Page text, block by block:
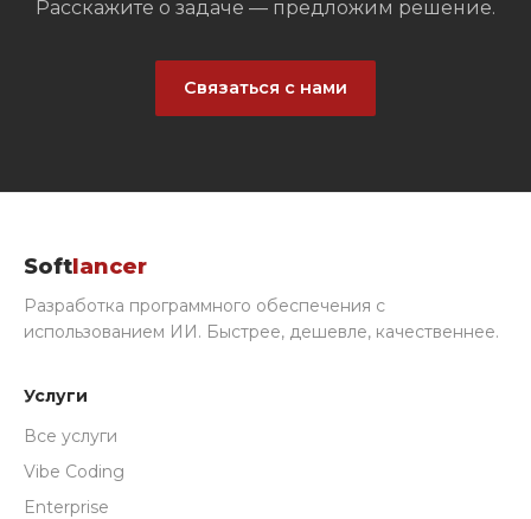
Расскажите о задаче — предложим решение.
Связаться с нами
Softlancer
Разработка программного обеспечения с
использованием ИИ. Быстрее, дешевле, качественнее.
Услуги
Все услуги
Vibe Coding
Enterprise